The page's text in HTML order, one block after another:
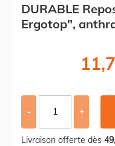
DURABLE
Ergotop",
- +
Livraison offerte dès